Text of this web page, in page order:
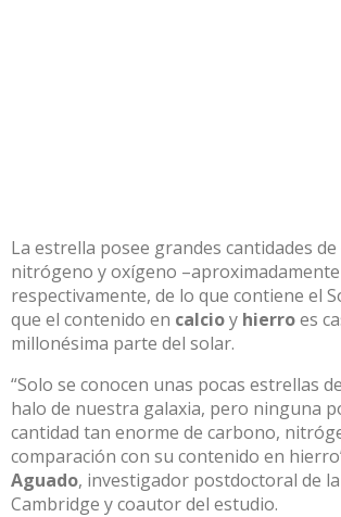
La estrella posee grandes cantidades
nitrógeno y oxígeno –aproximadamente
respectivamente, de lo que contiene el
que el contenido en calcioy hierroes
millonésima parte del solar.
“Solo se conocen unas pocas estrellas
halo de nuestra galaxia, pero ninguna
cantidad tan enorme de carbono,
comparación con su contenido en
Aguado, investigador postdoctoral de
Cambridge y coautor del estudio.